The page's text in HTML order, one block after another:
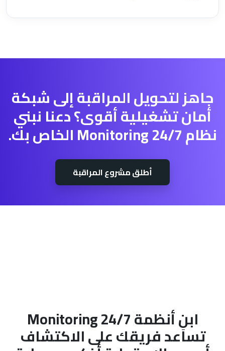
جاهز لتحويل المراقبة إلى شبكة
أمان تشغيلية أقوى؟ دعنا نبني
نظام 24/7 Monitoring الخاص بك.
أطلق مشروع المراقبة
ابنِ أنظمة 24/7 Monitoring
تساعد فريقك على الاكتشاف